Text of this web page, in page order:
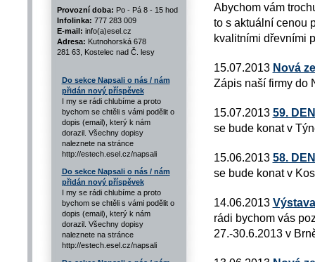
Provozní doba: Po - Pá 8 - 15 hod
Infolinka: 777 283 009
E-mail: info(a)esel.cz
Adresa: Kutnohorská 678
281 63, Kostelec nad Č. lesy
Do sekce Napsali o nás / nám
přidán nový příspěvek
I my se rádi chlubíme a proto
bychom se chtěli s vámi podělit o
dopis (email), který k nám
dorazil. Všechny dopisy
naleznete na stránce
http://estech.esel.cz/napsali
Do sekce Napsali o nás / nám
přidán nový příspěvek
I my se rádi chlubíme a proto
bychom se chtěli s vámi podělit o
dopis (email), který k nám
dorazil. Všechny dopisy
naleznete na stránce
http://estech.esel.cz/napsali
Abychom vám
to s aktuální cenou
kvalitními dřevními
15.07.2013 Nová
Zápis naší firmy do
15.07.2013 59.
se bude konat v
15.06.2013 58.
se bude konat v
14.06.2013
rádi bychom vás
27.-30.6.2013 v